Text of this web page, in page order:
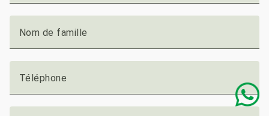
Nom de famille
Téléphone